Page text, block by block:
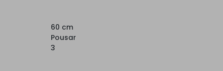
60 cm
Pousar
3